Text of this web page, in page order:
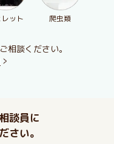
レット 爬虫類
相談ください。
談員に
さい。